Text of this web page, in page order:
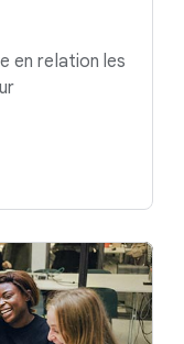
en relation les